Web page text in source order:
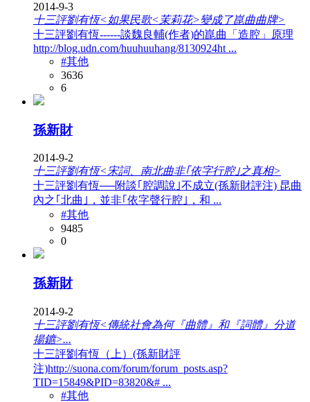
2014-9-3
十三評劉有恆<如果民歌<茉莉花>變成了崑曲曲牌>
十三評劉有恆------談魏良輔(作者)的崑曲「造腔」原理
http://blog.udn.com/huuhuuhang/8130924ht ...
#其他
3636
6
孫新財
2014-9-2
十三評劉有恆<宋詞、南北曲非｢依字行腔｣之真相>
十三評劉有恆──附談｢腔調說｣不成立(孫新財評注) 昆曲
內之｢北曲｣，並非｢依字聲行腔｣，和 ...
#其他
9485
0
孫新財
2014-9-2
十三評劉有恆<傳統社會為何『曲體』和『詞體』分道
揚鑣>...
十三評劉有恆（上）(孫新財評
注)http://suona.com/forum/forum_posts.asp?
TID=15849&PID=83820&# ...
#其他